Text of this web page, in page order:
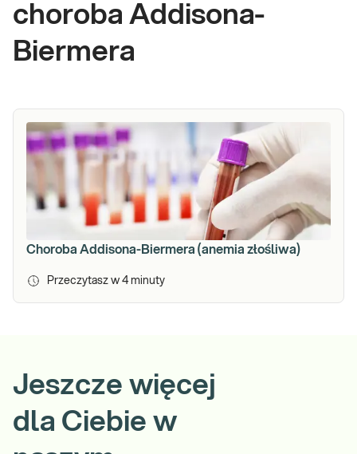
choroba Addisona-
Biermera
Choroba Addisona-Biermera (anemia złośliwa)
Przeczytasz w 4 minuty
Jeszcze więcej
dla Ciebie w